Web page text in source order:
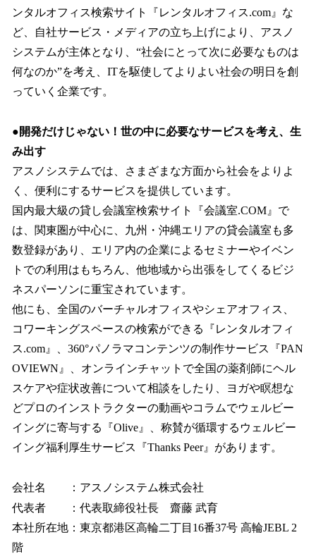
ンタルオフィス検索サイト『レンタルオフィス.com』な
ど、自社サービス・メディアの立ち上げにより、アスノ
システムが主体となり、“社会にとって次に必要なものは
何なのか”を考え、ITを駆使してよりよい社会の明日を創
っていく企業です。
●開発だけじゃない！世の中に必要なサービスを考え、生
み出す
アスノシステムでは、さまざまな方面から社会をよりよ
く、便利にするサービスを提供しています。
国内最大級の貸し会議室検索サイト『会議室.COM』で
は、関東圏が中心に、九州・沖縄エリアの貸会議室も多
数登録があり、エリア内の企業によるセミナーやイベン
トでの利用はもちろん、他地域から出張をしてくるビジ
ネスパーソンに重宝されています。
他にも、全国のバーチャルオフィスやシェアオフィス、
コワーキングスペースの検索ができる『レンタルオフィ
ス.com』、360°パノラマコンテンツの制作サービス『PAN
OVIEWN』、オンラインチャットで全国の薬剤師にヘル
スケアや症状改善について相談をしたり、ヨガや瞑想な
どプロのインストラクターの動画やコラムでウェルビー
イングに寄与する『Olive』、称賛が循環するウェルビー
イング福利厚生サービス『Thanks Peer』があります。
会社名 ：アスノシステム株式会社
代表者 ：代表取締役社長 齋藤 武育
本社所在地：東京都港区高輪二丁目16番37号 高輪JEBL 2
階